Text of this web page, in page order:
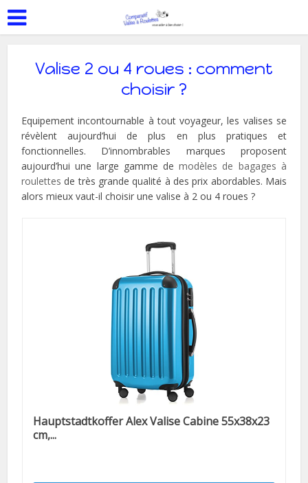
Valise 2 ou 4 roues : comment
choisir ?
Equipement incontournable à tout voyageur, les valises se
révèlent aujourd’hui de plus en plus pratiques et
fonctionnelles. D’innombrables marques proposent
aujourd’hui une large gamme demodèles de bagages à
roulettes de très grande qualité à des prix abordables. Mais
alors mieux vaut-il choisir une valise à 2 ou 4 roues ?
Hauptstadtkoffer Alex Valise Cabine 55x38x23
cm,...